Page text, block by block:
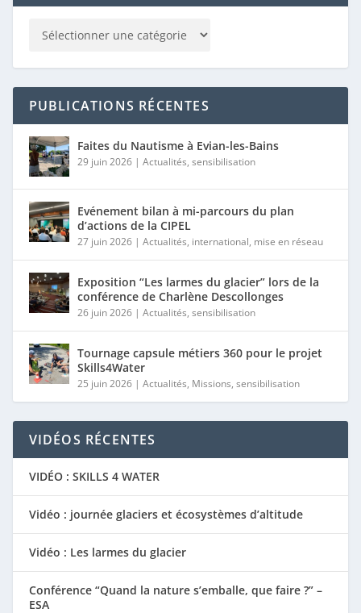
PUBLICATIONS RÉCENTES
Faites du Nautisme à Evian-les-Bains
29 juin 2026| Actualités, sensibilisation
Evénement bilan à mi-parcours du plan
d’actions de la CIPEL
27 juin 2026| Actualités, international, mise en réseau
Exposition “Les larmes du glacier” lors de la
conférence de Charlène Descollonges
26 juin 2026| Actualités, sensibilisation
Tournage capsule métiers 360 pour le projet
Skills4Water
25 juin 2026| Actualités, Missions, sensibilisation
VIDÉOS RÉCENTES
VIDÉO : SKILLS 4 WATER
Vidéo : journée glaciers et écosystèmes d’altitude
Vidéo : Les larmes du glacier
Conférence “Quand la nature s’emballe, que faire ?” –
ESA